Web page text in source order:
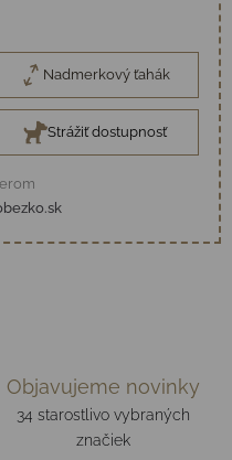
Nadmerkový ťahák
Strážiť dostupnosť
Objavujeme novinky
34 starostlivo vybraných
značiek